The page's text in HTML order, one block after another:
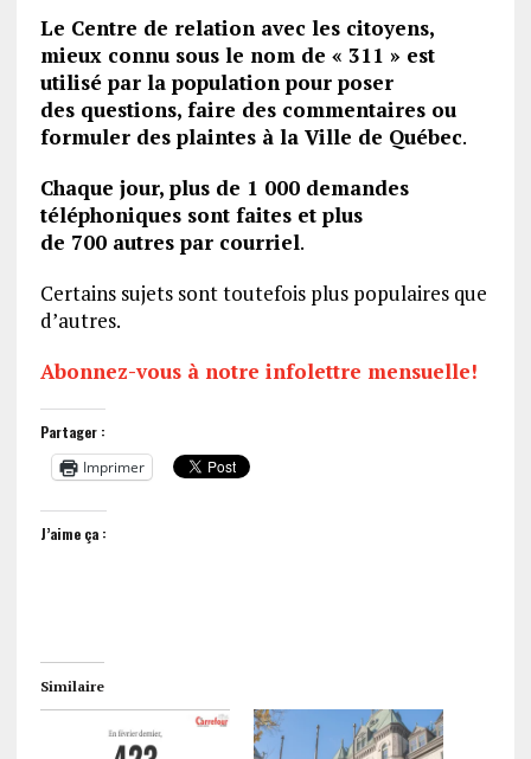
Le Centre de relation avec les citoyens,
mieux connu sous le nom de « 311 » est
utilisé par la population pour poser
des questions, faire des commentaires ou
formuler des plaintes à la Ville de Québec.
Chaque jour, plus de 1 000 demandes
téléphoniques sont faites et plus
de 700 autres par courriel.
Certains sujets sont toutefois plus populaires que
d’autres.
Abonnez-vous à notre infolettre mensuelle!
Partager :
Imprimer
J’aime ça :
Similaire